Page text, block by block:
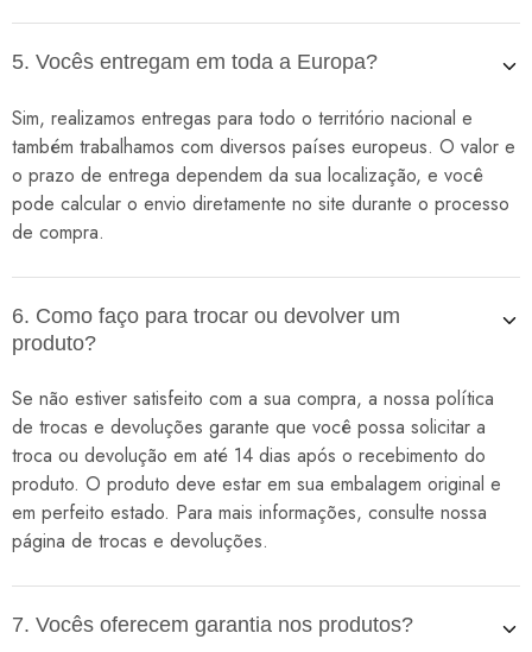
5. Vocês entregam em toda a Europa?
Sim, realizamos entregas para todo o território nacional e
também trabalhamos com diversos países europeus. O valor e
o prazo de entrega dependem da sua localização, e você
pode calcular o envio diretamente no site durante o processo
de compra.
6. Como faço para trocar ou devolver um
produto?
Se não estiver satisfeito com a sua compra, a nossa política
de trocas e devoluções garante que você possa solicitar a
troca ou devolução em até 14 dias após o recebimento do
produto. O produto deve estar em sua embalagem original e
em perfeito estado. Para mais informações, consulte nossa
página de trocas e devoluções.
7. Vocês oferecem garantia nos produtos?